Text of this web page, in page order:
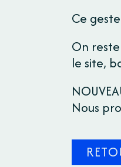
Ce
On
le site,
Nous